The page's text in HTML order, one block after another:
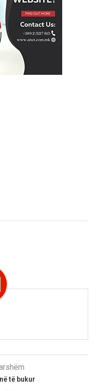
të bukur